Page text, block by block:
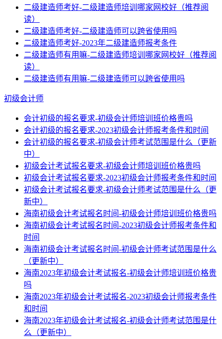
二级建造师考好-二级建造师培训哪家网校好（推荐阅
读）
二级建造师考好-二级建造师可以跨省使用吗
二级建造师考好-2023年二级建造师报考条件
二级建造师有用嘛-二级建造师培训哪家网校好（推荐阅
读）
二级建造师有用嘛-二级建造师可以跨省使用吗
初级会计师
会计初级的报名要求-初级会计师培训班价格贵吗
会计初级的报名要求-2023初级会计师报考条件和时间
会计初级的报名要求-初级会计师考试范围是什么（更新
中）
初级会计考试报名要求-初级会计师培训班价格贵吗
初级会计考试报名要求-2023初级会计师报考条件和时间
初级会计考试报名要求-初级会计师考试范围是什么（更
新中）
海南初级会计考试报名时间-初级会计师培训班价格贵吗
海南初级会计考试报名时间-2023初级会计师报考条件和
时间
海南初级会计考试报名时间-初级会计师考试范围是什么
（更新中）
海南2023年初级会计考试报名-初级会计师培训班价格贵
吗
海南2023年初级会计考试报名-2023初级会计师报考条件
和时间
海南2023年初级会计考试报名-初级会计师考试范围是什
么（更新中）